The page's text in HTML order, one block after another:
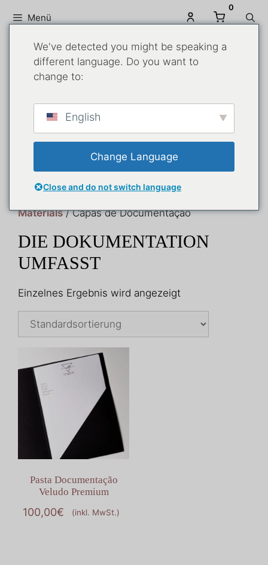
0
Menü
Materials/ Capas de Documentação
DIE DOKUMENTATION
UMFASST
Einzelnes Ergebnis wird angezeigt
Pasta Documentação
Veludo Premium
100,00€ (inkl. MwSt.)
We've detected you might be speaking a
different language. Do you want to
change to:
English
Change Language
Close and do not switch language